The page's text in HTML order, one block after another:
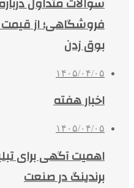
فروشگاهی؛ از
بوق زدن
۱۴۰۵/۰۴/۰۵
اخبار هفته
۱۴۰۵/۰۴/۰۵
اهمیت آگهی برای
برندینگ در صنعت